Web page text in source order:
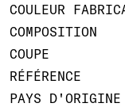
COULEUR
COMPOSITION
COUPE
RÉFÉRENCE
PAYS D'ORIGINE